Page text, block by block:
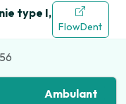
type I,
FlowDent
Ambulant